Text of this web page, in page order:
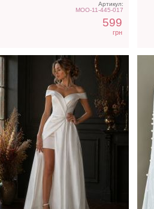
Артикул:
MOO-11-445-017
599
грн
Розовое платье футляр с
разрезом на ноге